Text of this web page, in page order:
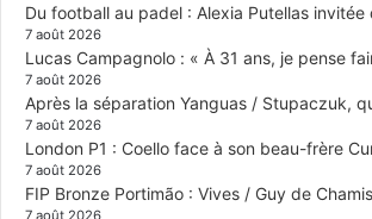
Du football au padel : Alexia Putellas
7 août 2026
Lucas Campagnolo : « À 31 ans, je pense
7 août 2026
Après la séparation Yanguas / Stupaczuk,
7 août 2026
London P1 : Coello face à son beau-frère
7 août 2026
FIP Bronze Portimão : Vives / Guy de